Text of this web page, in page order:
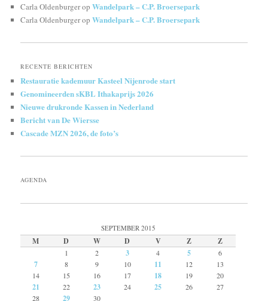
Carla OldenburgeropWandelpark – C.P. Broersepark
Carla OldenburgeropWandelpark – C.P. Broersepark
RECENTE BERICHTEN
Restauratie kademuur Kasteel Nijenrode start
Genomineerden sKBL Ithakaprijs 2026
Nieuwe drukronde Kassen in Nederland
Bericht van De Wiersse
Cascade MZN 2026, de foto’s
AGENDA
SEPTEMBER 2015
M D W D V Z Z
1 2 3 4 5 6
7 8 9 10 11 12
13
14
15 16 17 18 19 20
21 22 23 24 25 26
27
28
29 30